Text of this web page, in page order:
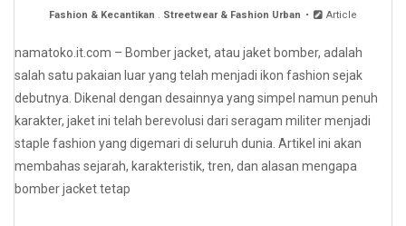
Fashion & Kecantikan . Streetwear & Fashion Urban Article
namatoko.it.com – Bomber jacket, atau jaket bomber, adalah
salah satu pakaian luar yang telah menjadi ikon fashion sejak
debutnya. Dikenal dengan desainnya yang simpel namun penuh
karakter, jaket ini telah berevolusi dari seragam militer menjadi
staple fashion yang digemari di seluruh dunia. Artikel ini akan
membahas sejarah, karakteristik, tren, dan alasan mengapa
bomber jacket tetap